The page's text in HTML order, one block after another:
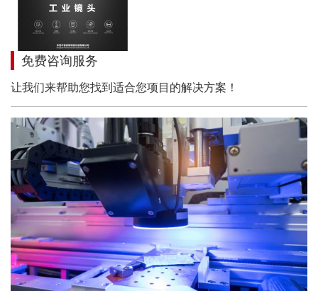
免费咨询服务
让我们来帮助您找到适合您项目的解决方案！